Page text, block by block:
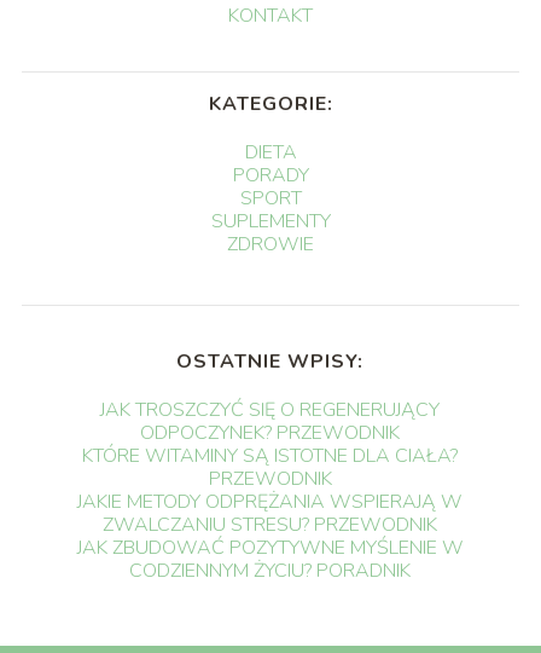
KONTAKT
KATEGORIE:
DIETA
PORADY
SPORT
SUPLEMENTY
ZDROWIE
OSTATNIE WPISY:
JAK TROSZCZYĆ SIĘ O REGENERUJĄCY
ODPOCZYNEK? PRZEWODNIK
KTÓRE WITAMINY SĄ ISTOTNE DLA CIAŁA?
PRZEWODNIK
JAKIE METODY ODPRĘŻANIA WSPIERAJĄ W
ZWALCZANIU STRESU? PRZEWODNIK
JAK ZBUDOWAĆ POZYTYWNE MYŚLENIE W
CODZIENNYM ŻYCIU? PORADNIK